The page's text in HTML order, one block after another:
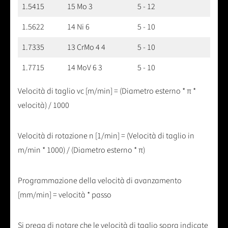
1.5415
15 Mo 3
5 - 12
1.5622
14 Ni 6
5 - 10
1.7335
13 CrMo 4 4
5 - 10
1.7715
14 MoV 6 3 5 - 10
Velocità di taglio vc [m/min] = (Diametro esterno * π *
velocità) / 1000
Velocità di rotazione n [1/min] = (Velocità di taglio in
m/min * 1000) / (Diametro esterno * π)
Programmazione della velocità di avanzamento
[mm/min] = velocità * passo
Si prega di notare che le velocità di taglio sopra indicate